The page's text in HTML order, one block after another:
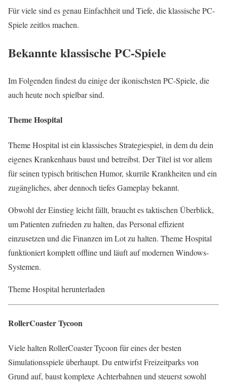
Für viele sind es genau Einfachheit und Tiefe, die klassische PC-
Spiele zeitlos machen.
Bekannte klassische PC-Spiele
Im Folgenden findest du einige der ikonischsten PC-Spiele, die
auch heute noch spielbar sind.
Theme Hospital
Theme Hospital ist ein klassisches Strategiespiel, in dem du dein
eigenes Krankenhaus baust und betreibst. Der Titel ist vor allem
für seinen typisch britischen Humor, skurrile Krankheiten und ein
zugängliches, aber dennoch tiefes Gameplay bekannt.
Obwohl der Einstieg leicht fällt, braucht es taktischen Überblick,
um Patienten zufrieden zu halten, das Personal effizient
einzusetzen und die Finanzen im Lot zu halten. Theme Hospital
funktioniert komplett offline und läuft auf modernen Windows-
Systemen.
Theme Hospital herunterladen
RollerCoaster Tycoon
Viele halten RollerCoaster Tycoon für eines der besten
Simulationsspiele überhaupt. Du entwirfst Freizeitparks von
Grund auf, baust komplexe Achterbahnen und steuerst sowohl